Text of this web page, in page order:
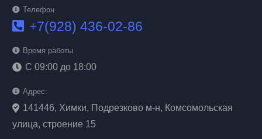
Телефон
+7(928) 436-02-86
Время работы
С 09:00 до 18:00
Адрес:
141446, Химки, Подрезково м-н, Комсомольская
улица, строение 15